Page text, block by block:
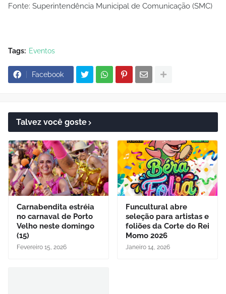
Fonte: Superintendência Municipal de Comunicação (SMC)
Tags: Eventos
Facebook
Talvez você goste
Carnabendita estréia
no carnaval de Porto
Velho neste domingo
(15)
Fevereiro 15, 2026
Funcultural abre
seleção para artistas e
foliões da Corte do Rei
Momo 2026
Janeiro 14, 2026